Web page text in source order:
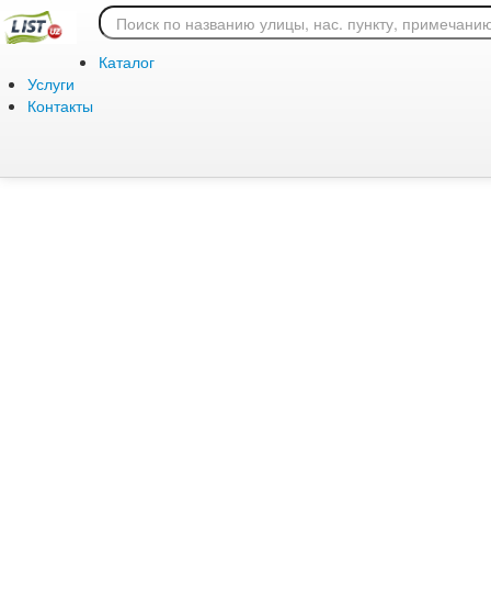
Каталог
Услуги
Контакты
Ошибка 404: страница